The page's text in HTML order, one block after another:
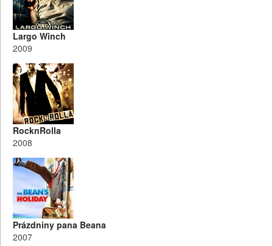
Largo Winch
2009
RocknRolla
2008
Prázdniny pana Beana
2007